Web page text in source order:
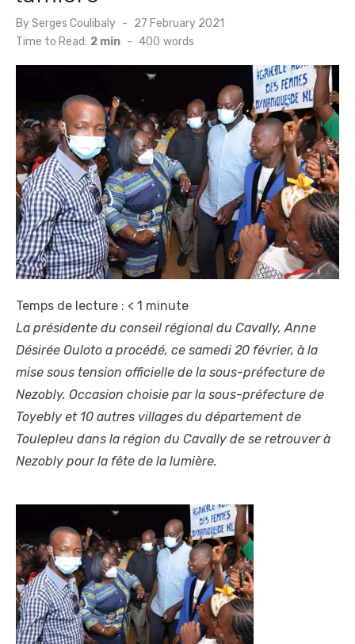
BySerges Coulibaly
Posted
on
27 February 2021
Time to Read: 2 min - 400 words
Temps de lecture : < 1 minute
La présidente du conseil régional du Cavally, Anne
Désirée Ouloto a procédé, ce samedi 20 février, à la
mise sous tension officielle de la sous-préfecture de
Nezobly. Occasion choisie par la sous-préfecture de
Toyebly et 10 autres villages du département de
Toulepleu dans la région du Cavally de se retrouver à
Nezobly pour la fête de la lumière.